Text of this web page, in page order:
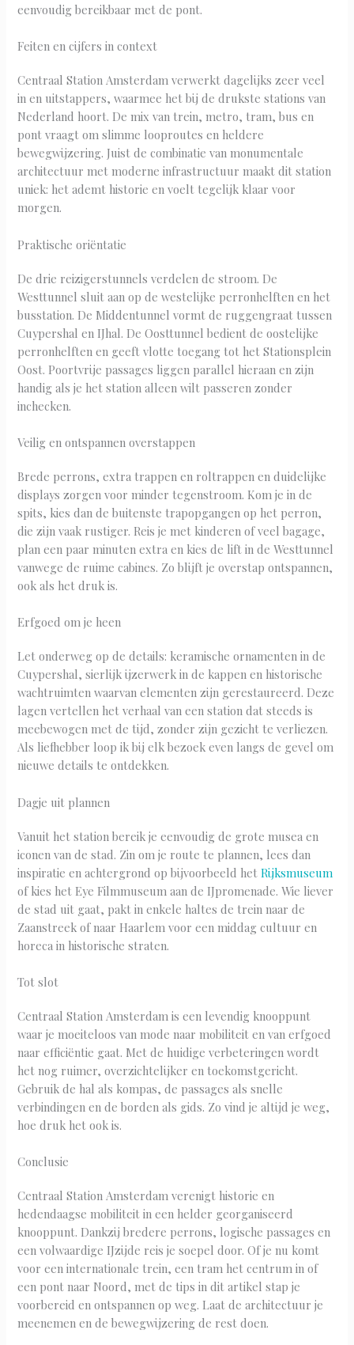
eenvoudig bereikbaar met de pont.
Feiten en cijfers in context
Centraal Station Amsterdam verwerkt dagelijks zeer veel
in en uitstappers, waarmee het bij de drukste stations van
Nederland hoort. De mix van trein, metro, tram, bus en
pont vraagt om slimme looproutes en heldere
bewegwijzering. Juist de combinatie van monumentale
architectuur met moderne infrastructuur maakt dit station
uniek: het ademt historie en voelt tegelijk klaar voor
morgen.
Praktische oriëntatie
De drie reizigerstunnels verdelen de stroom. De
Westtunnel sluit aan op de westelijke perronhelften en het
busstation. De Middentunnel vormt de ruggengraat tussen
Cuypershal en IJhal. De Oosttunnel bedient de oostelijke
perronhelften en geeft vlotte toegang tot het Stationsplein
Oost. Poortvrije passages liggen parallel hieraan en zijn
handig als je het station alleen wilt passeren zonder
inchecken.
Veilig en ontspannen overstappen
Brede perrons, extra trappen en roltrappen en duidelijke
displays zorgen voor minder tegenstroom. Kom je in de
spits, kies dan de buitenste trapopgangen op het perron,
die zijn vaak rustiger. Reis je met kinderen of veel bagage,
plan een paar minuten extra en kies de lift in de Westtunnel
vanwege de ruime cabines. Zo blijft je overstap ontspannen,
ook als het druk is.
Erfgoed om je heen
Let onderweg op de details: keramische ornamenten in de
Cuypershal, sierlijk ijzerwerk in de kappen en historische
wachtruimten waarvan elementen zijn gerestaureerd. Deze
lagen vertellen het verhaal van een station dat steeds is
meebewogen met de tijd, zonder zijn gezicht te verliezen.
Als liefhebber loop ik bij elk bezoek even langs de gevel om
nieuwe details te ontdekken.
Dagje uit plannen
Vanuit het station bereik je eenvoudig de grote musea en
iconen van de stad. Zin om je route te plannen, lees dan
inspiratie en achtergrond op bijvoorbeeld hetRijksmuseum
of kies het Eye Filmmuseum aan de IJpromenade. Wie liever
de stad uit gaat, pakt in enkele haltes de trein naar de
Zaanstreek of naar Haarlem voor een middag cultuur en
horeca in historische straten.
Tot slot
Centraal Station Amsterdam is een levendig knooppunt
waar je moeiteloos van mode naar mobiliteit en van erfgoed
naar efficiëntie gaat. Met de huidige verbeteringen wordt
het nog ruimer, overzichtelijker en toekomstgericht.
Gebruik de hal als kompas, de passages als snelle
verbindingen en de borden als gids. Zo vind je altijd je weg,
hoe druk het ook is.
Conclusie
Centraal Station Amsterdam verenigt historie en
hedendaagse mobiliteit in een helder georganiseerd
knooppunt. Dankzij bredere perrons, logische passages en
een volwaardige IJzijde reis je soepel door. Of je nu komt
voor een internationale trein, een tram het centrum in of
een pont naar Noord, met de tips in dit artikel stap je
voorbereid en ontspannen op weg. Laat de architectuur je
meenemen en de bewegwijzering de rest doen.